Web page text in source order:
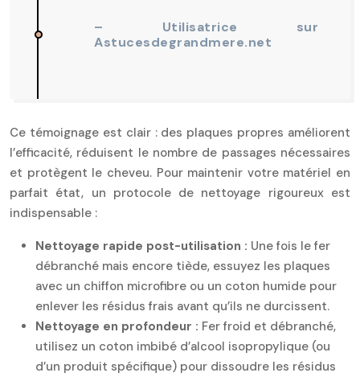
– Utilisatrice sur
Astucesdegrandmere.net
Ce témoignage est clair : des plaques propres améliorent
l’efficacité, réduisent le nombre de passages nécessaires
et protègent le cheveu. Pour maintenir votre matériel en
parfait état, un protocole de nettoyage rigoureux est
indispensable :
Nettoyage rapide post-utilisation : Une fois le fer
débranché mais encore tiède, essuyez les plaques
avec un chiffon microfibre ou un coton humide pour
enlever les résidus frais avant qu’ils ne durcissent.
Nettoyage en profondeur : Fer froid et débranché,
utilisez un coton imbibé d’alcool isopropylique (ou
d’un produit spécifique) pour dissoudre les résidus